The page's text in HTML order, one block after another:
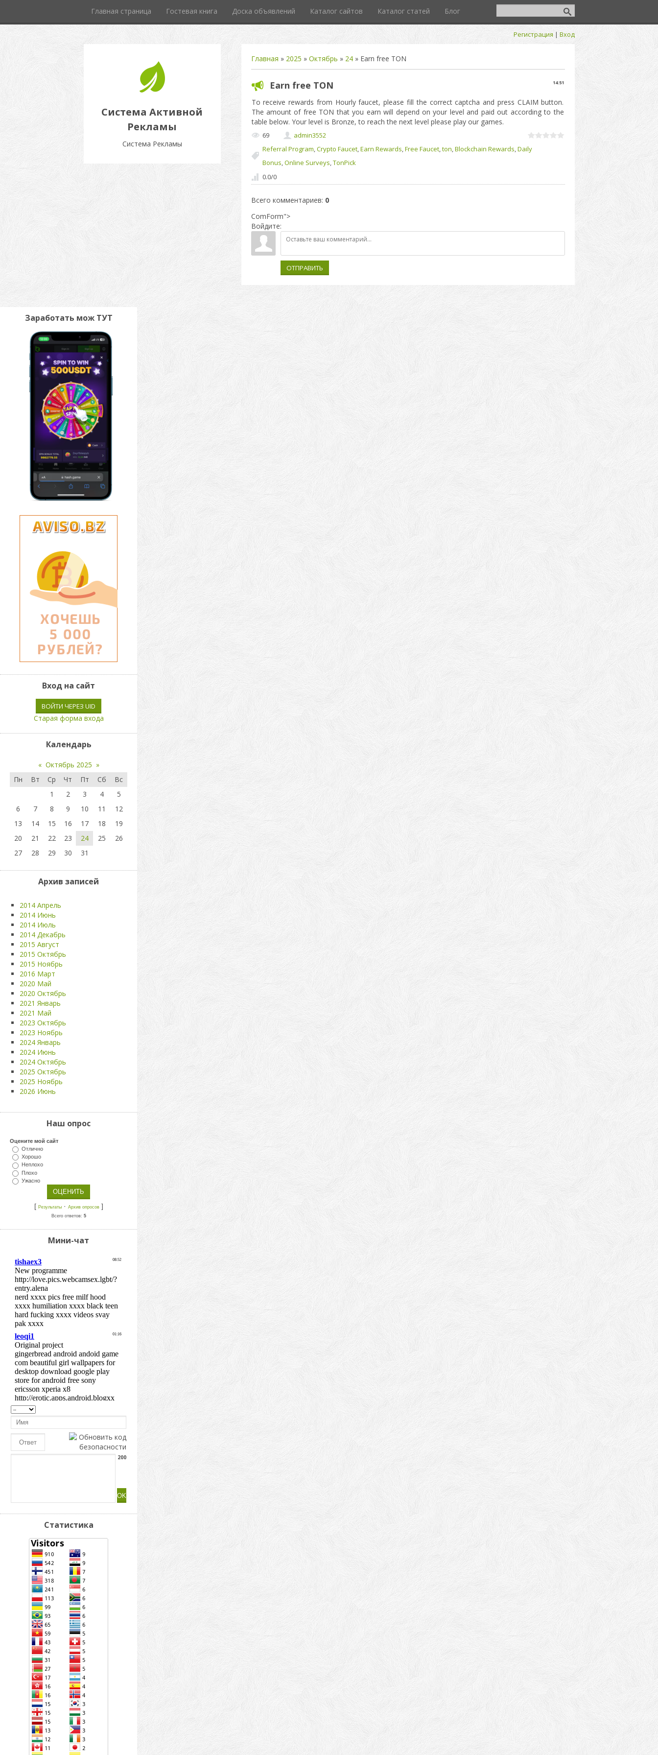
Главная страница Гостевая книга Доска объявлений Каталог сайтов Каталог статей Блог
Регистрация | Вход
Система Активной
Рекламы
Система Рекламы
Главная » 2025 » Октябрь » 24» Earn free TON
14:51
Earn free TON
To receive rewards from Hourly faucet, please fill the correct captcha and press CLAIM button.
The amount of free TON that you earn will depend on your level and paid out according to the
table below. Your level is Bronze, to reach the next level please play our games.
69
admin3552
Referral Program Crypto Faucet, Earn Rewards Free Faucet, ton Blockchain Rewards Daily
Bonus Online Surveys TonPick
0.0/0
Всего комментариев: 0
ComForm">
Войдите:
ОТПРАВИТЬ
Заработать мож ТУТ
Вход на сайт
ВОЙТИ ЧЕРЕЗ UID
Старая форма входа
Календарь
« Октябрь 2025 »
Пн
Вт Ср Чт Пт Сб
Вс
1
2 3 4
5
6
7 8 9 10 11
12
13
14 15 16 17 18
19
20
21 22 23 24 25
26
27
28 29 30 31
Архив записей
2014 Апрель
2014 Июнь
2014 Июль
2014 Декабрь
2015 Август
2015 Октябрь
2015 Ноябрь
2016 Март
2020 Май
2020 Октябрь
2021 Январь
2021 Май
2023 Октябрь
2023 Ноябрь
2024 Январь
2024 Июнь
2024 Октябрь
2025 Октябрь
2025 Ноябрь
2026 Июнь
Наш опрос
Оцените мой сайт
Отлично
Хорошо
Неплохо
Плохо
Ужасно
[ Результаты· Архив опросов]
Всего ответов: 5
Мини-чат
200
Статистика